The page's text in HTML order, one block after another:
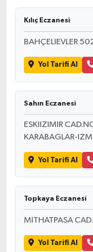
Kılıç Eczanesi
BAHÇELIEVLER
Yol Tarifi Al
Sahın Eczanesi
ESKIIZIMIR
KARABAGLAR-
Yol Tarifi Al
Topkaya Eczanesi
MITHATPASA CAD.
Yol Tarifi Al